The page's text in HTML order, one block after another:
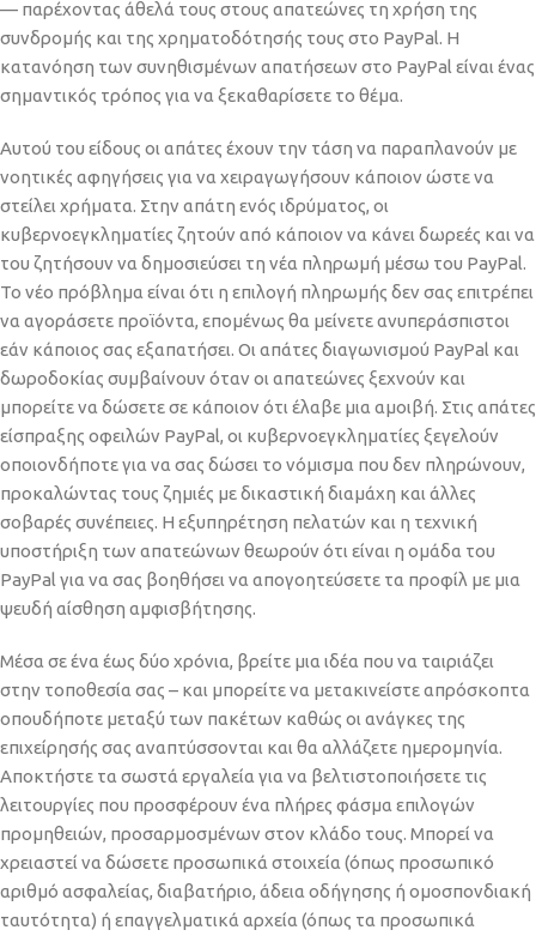
— παρέχοντας άθελά τους στους απατεώνες τη χρήση της
συνδρομής και της χρηματοδότησής τους στο PayPal. Η
κατανόηση των συνηθισμένων απατήσεων στο PayPal είναι ένας
σημαντικός τρόπος για να ξεκαθαρίσετε το θέμα.
Αυτού του είδους οι απάτες έχουν την τάση να παραπλανούν με
νοητικές αφηγήσεις για να χειραγωγήσουν κάποιον ώστε να
στείλει χρήματα. Στην απάτη ενός ιδρύματος, οι
κυβερνοεγκληματίες ζητούν από κάποιον να κάνει δωρεές και να
του ζητήσουν να δημοσιεύσει τη νέα πληρωμή μέσω του PayPal.
Το νέο πρόβλημα είναι ότι η επιλογή πληρωμής δεν σας επιτρέπει
να αγοράσετε προϊόντα, επομένως θα μείνετε ανυπεράσπιστοι
εάν κάποιος σας εξαπατήσει. Οι απάτες διαγωνισμού PayPal και
δωροδοκίας συμβαίνουν όταν οι απατεώνες ξεχνούν και
μπορείτε να δώσετε σε κάποιον ότι έλαβε μια αμοιβή. Στις απάτες
είσπραξης οφειλών PayPal, οι κυβερνοεγκληματίες ξεγελούν
οποιονδήποτε για να σας δώσει το νόμισμα που δεν πληρώνουν,
προκαλώντας τους ζημιές με δικαστική διαμάχη και άλλες
σοβαρές συνέπειες. Η εξυπηρέτηση πελατών και η τεχνική
υποστήριξη των απατεώνων θεωρούν ότι είναι η ομάδα του
PayPal για να σας βοηθήσει να απογοητεύσετε τα προφίλ με μια
ψευδή αίσθηση αμφισβήτησης.
Μέσα σε ένα έως δύο χρόνια, βρείτε μια ιδέα που να ταιριάζει
στην τοποθεσία σας – και μπορείτε να μετακινείστε απρόσκοπτα
οπουδήποτε μεταξύ των πακέτων καθώς οι ανάγκες της
επιχείρησής σας αναπτύσσονται και θα αλλάζετε ημερομηνία.
Αποκτήστε τα σωστά εργαλεία για να βελτιστοποιήσετε τις
λειτουργίες που προσφέρουν ένα πλήρες φάσμα επιλογών
προμηθειών, προσαρμοσμένων στον κλάδο τους. Μπορεί να
χρειαστεί να δώσετε προσωπικά στοιχεία (όπως προσωπικό
αριθμό ασφαλείας, διαβατήριο, άδεια οδήγησης ή ομοσπονδιακή
ταυτότητα) ή επαγγελματικά αρχεία (όπως τα προσωπικά